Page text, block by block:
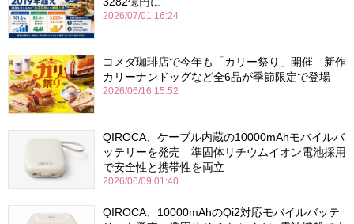
2026/07/01 16:24
コメダ珈琲店で今年も「カリー祭り」開催 新作
カリーナンドッグなど全6品が季節限定で登場
2026/06/16 15:52
QIROCA、ケーブル内蔵の10000mAhモバイルバ
ッテリーを発売 準固体リチウムイオン電池採用
で安全性と携帯性を両立
2026/06/09 01:40
QIROCA、10000mAhのQi2対応モバイルバッテ